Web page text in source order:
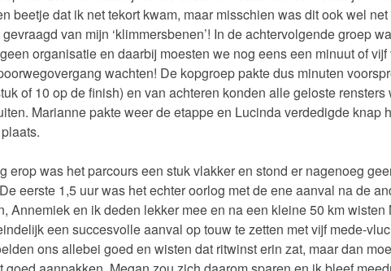
beetje dat ik net tekort kwam, maar misschien was dit ook wel
van mijn ‘klimmersbenen’! In de achtervolgende groep
organisatie en daarbij moesten we nog eens een minuut of vijf
wachten! De kopgroep pakte dus minuten
of 10 op de finish) en van achteren konden alle geloste rensters
Marianne pakte weer de etappe en Lucinda verdedigde knap
erop was het parcours een stuk vlakker en stond er nagenoeg
eerste 1,5 uur was het echter oorlog met de ene aanval na de
Annemiek en ik deden lekker mee en na een kleine 50 km wisten
een succesvolle aanval op touw te zetten met vijf mede-
ons allebei goed en wisten dat ritwinst erin zat, maar dan